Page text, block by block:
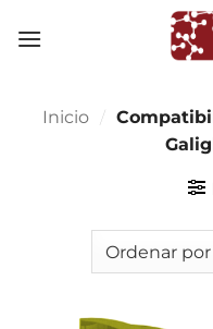
Inicio /